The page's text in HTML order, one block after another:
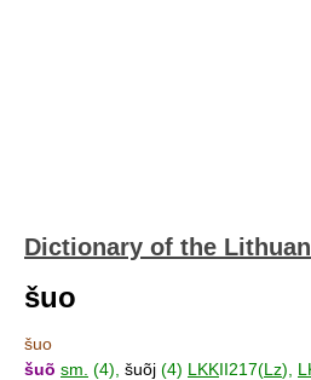
Dictionary of the
šuo
šuo
šuõ sm. (4), šuõj (4) LKKII217(Lz),